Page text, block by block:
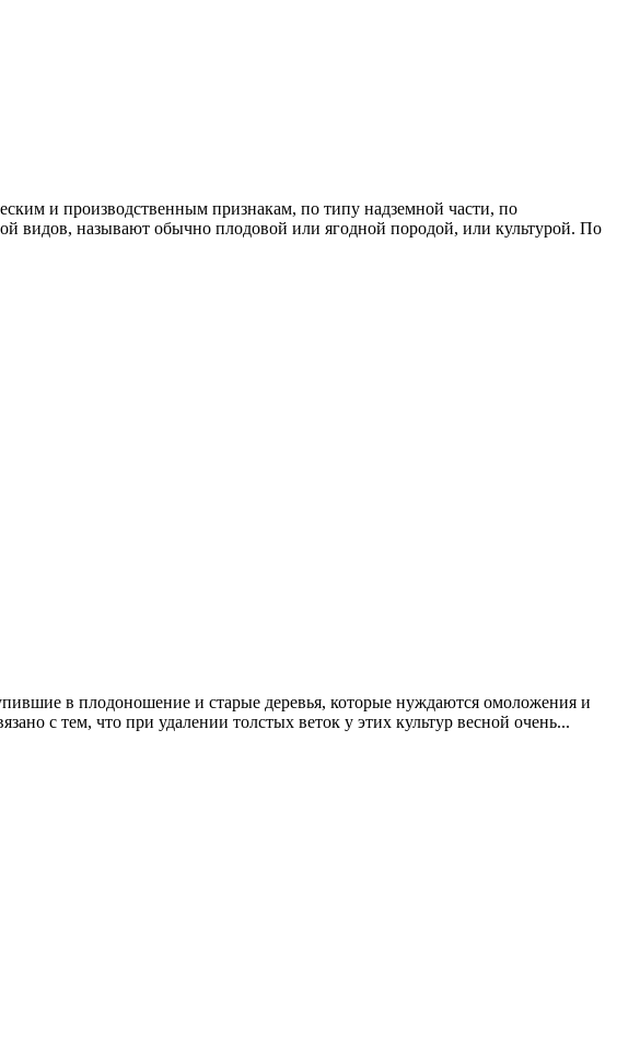
и производственным признакам, по типу надземной части, по
видов, называют обычно плодовой или ягодной породой, или культурой. По
в плодоношение и старые деревья, которые нуждаются омоложения и
с тем, что при удалении толстых веток у этих культур весной очень...